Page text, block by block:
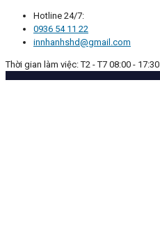
Hotline 24/7:
0936 54 11 22
innhanhshd@gmail.com
Thời gian làm việc: T2 - T7 08:00 - 17:30